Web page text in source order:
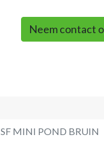
Neem contact
SF MINI POND BRUIN